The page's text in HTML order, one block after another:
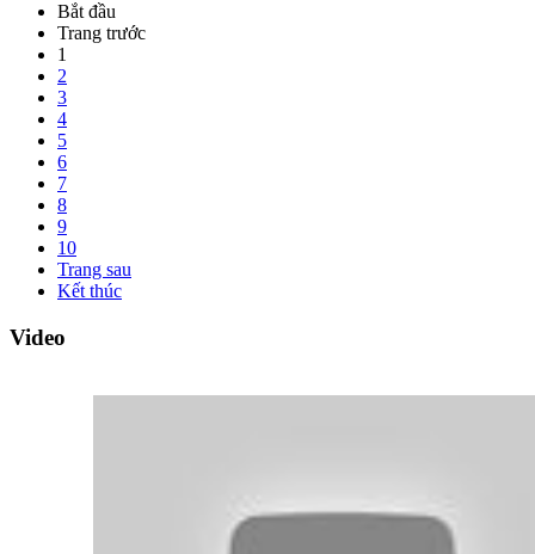
Bắt đầu
Trang trước
1
2
3
4
5
6
7
8
9
10
Trang sau
Kết thúc
Video